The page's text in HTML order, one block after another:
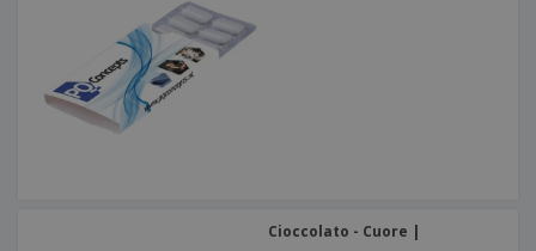
Cioccolato - Cuore |